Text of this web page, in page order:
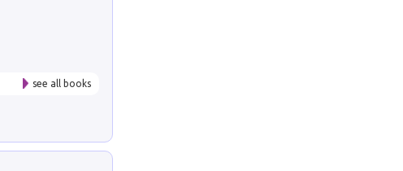
see all books